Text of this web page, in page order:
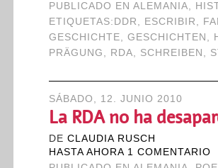
PUBLICADO EN ALEMANIA,
ETIQUETAS: DDR , ESCRIBIR ,
GESCHICHTE, GESCHICHTEN ,
PRÄGUNG , RDA, SCHREIBEN ,
SÁBADO, 12. JUNIO 2010
La RDA no ha
DE CLAUDIA RUSCH
HASTA AHORA 1 COMENTARIO